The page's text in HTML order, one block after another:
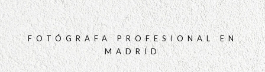
FOTÓGRAFA PROFESIONAL EN
MADRID